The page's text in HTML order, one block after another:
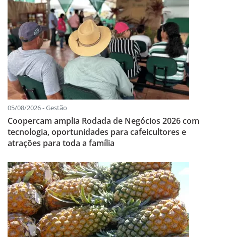
05/08/2026 - Gestão
Coopercam amplia Rodada de Negócios 2026 com
tecnologia, oportunidades para cafeicultores e
atrações para toda a família